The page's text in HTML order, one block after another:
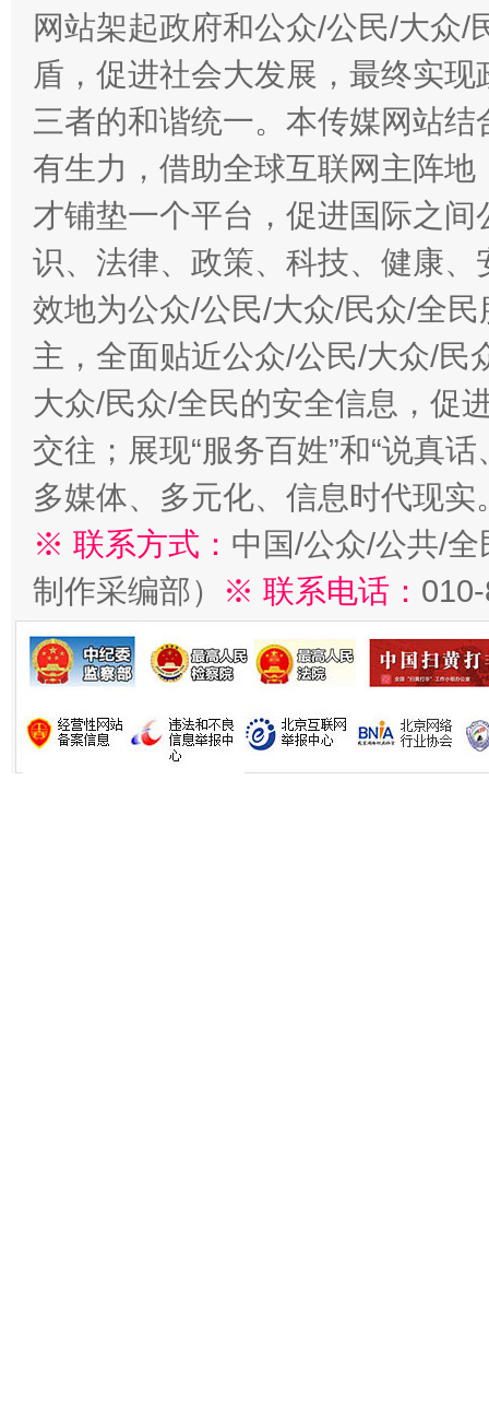
网站架起政府和公众/公民/大众
盾，促进社会大发展，最终实
三者的和谐统一。本传媒网站
有生力，借助全球互联网主阵
才铺垫一个平台，促进国际之
识、法律、政策、科技、健康
效地为公众/公民/大众/民众/全
主，全面贴近公众/公民/大众/民
大众/民众/全民的安全信息，促
交往；展现“服务百姓”和“说真
多媒体、多元化、信息时代现实
※ 联系方式： 中国/公众/公共/
制作采编部）
※ 联系电话：